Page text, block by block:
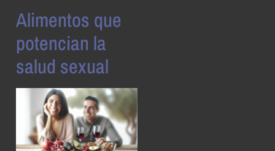
Alimentos que
potencian la
salud sexual